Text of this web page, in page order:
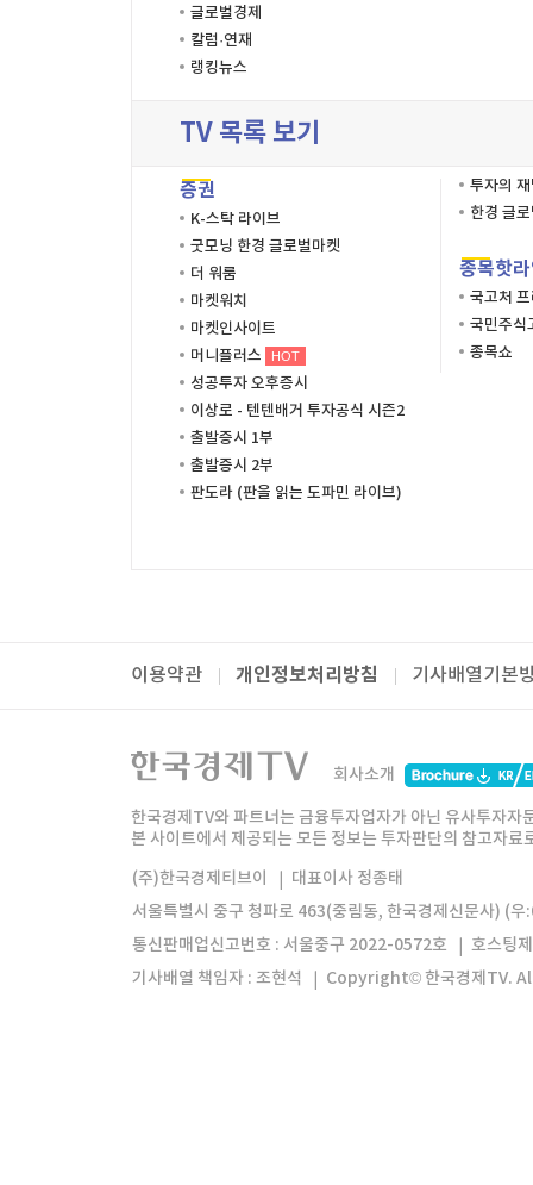
글로벌경제
칼럼·연재
랭킹뉴스
TV 목록 보기
증권
K-스탁 라이브
굿모닝 한경 글로벌마켓
더 워룸
마켓워치
마켓인사이트
머니플러스
HOT
성공투자 오후증시
이상로 - 텐텐배거 투자공식 시즌2
출발증시 1부
출발증시 2부
판도라 (판을 읽는 도파민 라이브)
투자의
한경 글
종목핫
국고처
국민주식
종목쇼
이용약관 개인정보처리방침 기사배열기본
패밀리사이트
한국경제TV
한경미디어그룹 한국경제신문 한국경제
모바일앱 한국경제TV앱
회사소개
한국경제TV와 파트너는 금융투자업자가 아닌 유사투자
본 사이트에서 제공되는 모든 정보는 투자판단의 참고자
(주)한국경제티브이
대표이사 정종태
서울특별시 중구 청파로 463(중림동, 한국경제신문사) (
통신판매업신고번호 : 서울중구 2022-0572호
호스팅
기사배열 책임자 : 조현석
Copyright© 한국경제TV.